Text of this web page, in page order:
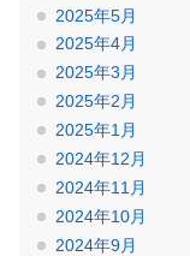
2025年5月
2025年4月
2025年3月
2025年2月
2025年1月
2024年12月
2024年11月
2024年10月
2024年9月